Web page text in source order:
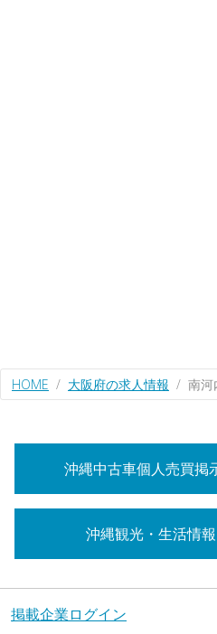
HOME 大阪府の求人情報 南河
沖縄中古車個人売買掲
沖縄観光・生活情報
掲載企業ログイン